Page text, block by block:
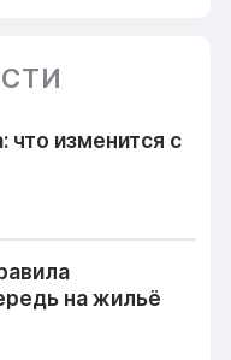
изменится с
на жильё